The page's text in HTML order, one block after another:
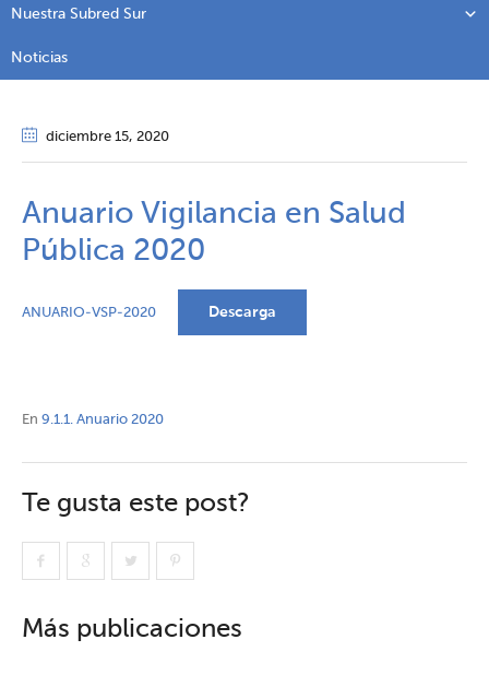
Nuestra Subred Sur
Noticias
diciembre 15, 2020
Anuario Vigilancia en Salud
Pública 2020
ANUARIO-VSP-2020 Descarga
En 9.1.1. Anuario 2020
Te gusta este post?
Más publicaciones